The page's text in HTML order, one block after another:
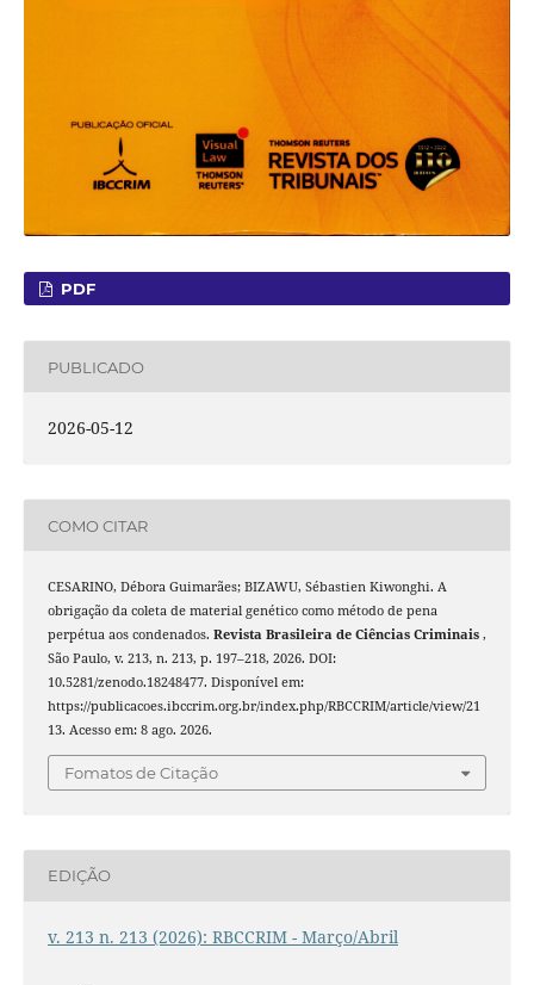
PDF
PUBLICADO
2026-05-12
COMO CITAR
CESARINO, Débora Guimarães; BIZAWU, Sébastien Kiwonghi. A
obrigação da coleta de material genético como método de pena
perpétua aos condenados. Revista Brasileira de Ciências Criminais ,
São Paulo, v. 213, n. 213, p. 197–218, 2026. DOI:
10.5281/zenodo.18248477. Disponível em:
https://publicacoes.ibccrim.org.br/index.php/RBCCRIM/article/view/21
13. Acesso em: 8 ago. 2026.
Fomatos de Citação
EDIÇÃO
v. 213 n. 213 (2026): RBCCRIM - Março/Abril